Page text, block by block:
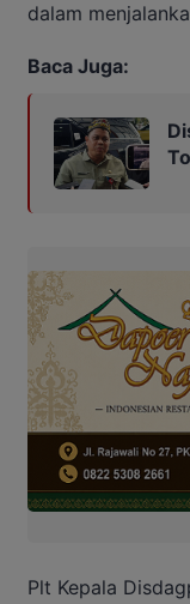
dalam
Baca Juga:
Plt Kepala